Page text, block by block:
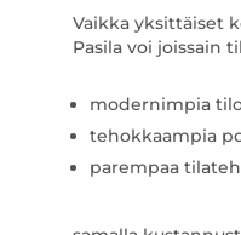
Vaikka yksittäiset
Pasila voi joissain
modernimpia
tehokkaampia
parempaa